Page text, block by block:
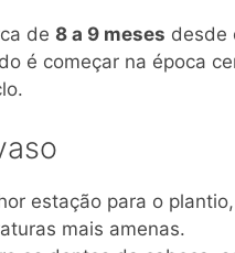
de 8 a 9 meses desde
é começar na época
estação para o
mais amenas.